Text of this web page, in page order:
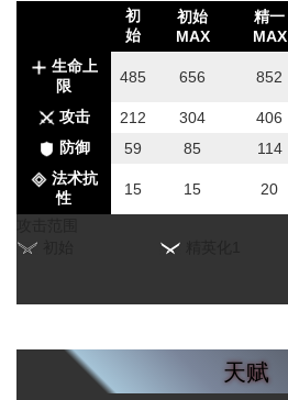
初
始
初始
MAX
精一
MAX
生命上
限
485 656 852
攻击 212 304 406
防御
59 85 114
法术抗
性
15 15 20
天赋